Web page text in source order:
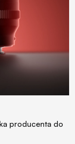
producenta do